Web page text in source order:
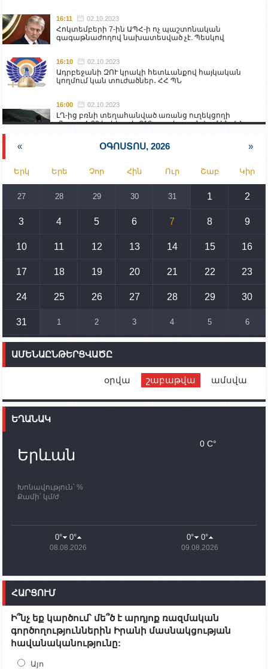
16:11 02.10.2023
Հոկտեմբերի 7-ին ԱՊՀ-ի ոչ պաշտոնական
գագաթնաժողով նախատեսված չէ. Պեսկով
16:10 02.10.2023
Ադրբեջանի ԶՈՒ կրակի հետևանքով հայկական
կողմում կան տուժածներ․ ՀՀ ՊՆ
16:00 02.10.2023
ԼՂ-ից բռնի տեղահանված առանց ուղեկցողի
մնացած 20 երեխա և 216 տարեց գտնվում են ՀՀ
նախարարության հոգածության ներքո
Իրանը կողմ է տարածաշրջանի համար շահավետ
տրանսպորտային հաղորդակցությունների
զարգացմանը, սակայն ոչ՝ միջազգային
սահմանների փոփոխությանը
15:10 02.10.2023
սպառնալիքները կասեցնելու համար. իսպանացի
պատգամավորը Գորիսում է
14:54 02.10.2023
տեղակայված հայկական դիրքերի անձնակազմի
ունեն. կիպրոսցի խորհրդարանականը՝ Ալեն
Ֆրանսիայի ԱԳ նախարարը կայցելի Հայաստան
պատասխանատուներ կմնան ԼՂ-ում՝ մինչև
որոնողափրկարարական աշխատանքների
11:03
ՄԱԿ-ի առաքելությունը շատ, շատ, շատ օգտակար
Ադրբեջանի փոխվարչապետն այսօր կմեկնի
Ստեփանակերտ
10:07 02.10.2023
09:38 02.10.2023
Խումբն Արցախում կմնա` մինչև զոհվածների
աճյունների ու անհետ կորածների
« ՕԳՈՍՏՈՍ, 2026 »
Երկ Երե Չոր Հին Ուր Շաբ Կիր
27 28 29 30 31 1 2
3 4 5 6 7 8 9
10 11 12 13 14 15 16
17 18 19 20 21 22 23
24 25 26 27 28 29 30
31 1 2 3 4 5 6
ԱՄԵՆԱԸՆԹԵՐՑՎԱԾԸ
օրվա շաբաթվա ամսվա
ԵՂԱՆԱԿ
Երևան
Խոնավություն՝ %
Քամի՝ կմ/ժ
0 C°
0° 0°
08.08.2026
0° 0°
09.08.2026
ՀԱՐՑՈՒՄ
Ի՞նչ եք կարծում՝ մե՞ծ է արդյոք ռազմական
գործողություններին Իրանի մասնակցության
հավանականությունը:
Այո